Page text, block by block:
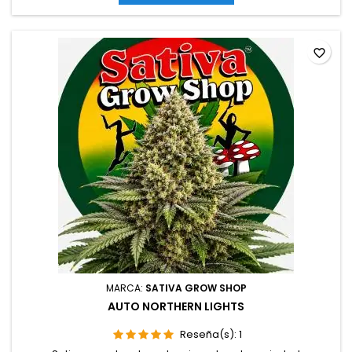
cremoso, terroso y especiado, con matices afrutados...
MARCA: SATIVA GROW SHOP
AUTO NORTHERN LIGHTS
Reseña(s): 1
favorite_border